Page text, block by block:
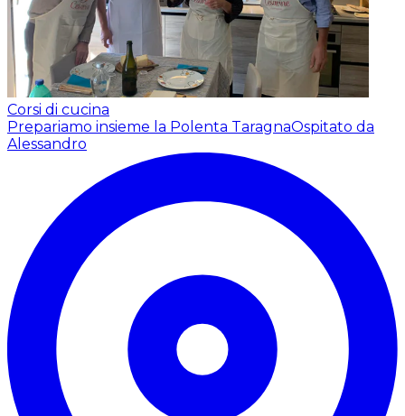
Corsi di cucina
Prepariamo insieme la Polenta TaragnaOspitato da
Alessandro